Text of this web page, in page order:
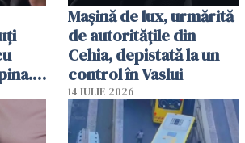
Mașină de lux, urmărită
de autoritățile din
Cehia, depistată la un
control în Vaslui
14 IULIE 2026